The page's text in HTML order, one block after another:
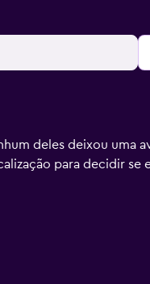
deles deixou uma
para decidir se